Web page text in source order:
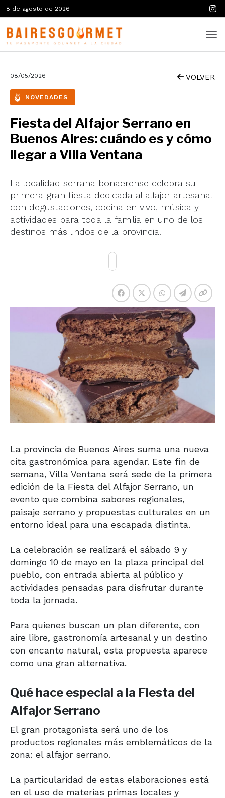
8 de agosto de 2026
08/05/2026 VOLVER
NOVEDADES
Fiesta del Alfajor Serrano en
Buenos Aires: cuándo es y cómo
llegar a Villa Ventana
La localidad serrana bonaerense celebra su
primera gran fiesta dedicada al alfajor artesanal
con degustaciones, cocina en vivo, música y
actividades para toda la familia en uno de los
destinos más lindos de la provincia.
La provincia de Buenos Aires suma una nueva
cita gastronómica para agendar. Este fin de
semana, Villa Ventana será sede de la primera
edición de la Fiesta del Alfajor Serrano, un
evento que combina sabores regionales,
paisaje serrano y propuestas culturales en un
entorno ideal para una escapada distinta.
La celebración se realizará el sábado 9 y
domingo 10 de mayo en la plaza principal del
pueblo, con entrada abierta al público y
actividades pensadas para disfrutar durante
toda la jornada.
Para quienes buscan un plan diferente, con
aire libre, gastronomía artesanal y un destino
con encanto natural, esta propuesta aparece
como una gran alternativa.
Qué hace especial a la Fiesta del
Alfajor Serrano
El gran protagonista será uno de los
productos regionales más emblemáticos de la
zona: el alfajor serrano.
La particularidad de estas elaboraciones está
en el uso de materias primas locales y